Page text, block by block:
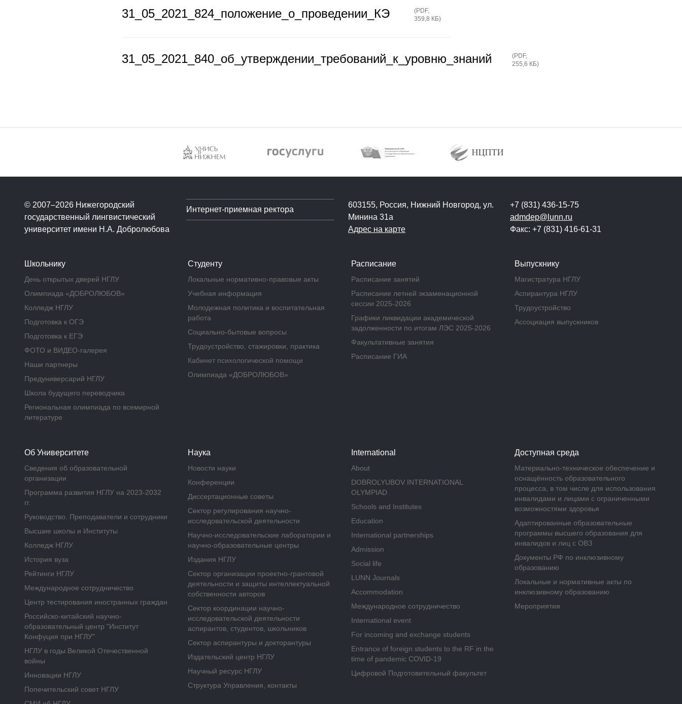
31_05_2021_824_положение_о_проведении_КЭ (PDF,
359,8 КБ)
31_05_2021_840_об_утверждении_требований_к_уровню_знаний (PDF,
255,6 КБ)
© 2007–2026 Нижегородский
государственный лингвистический
университет имени Н.А. Добролюбова
Интернет-приемная ректора
603155, Россия, Нижний Новгород, ул.
Минина 31а
Адрес на карте
+7 (831) 436-15-75
admdep@lunn.ru
Факс: +7 (831) 416-61-31
Школьнику
День открытых дверей НГЛУ
Олимпиада «ДОБРОЛЮБОВ»
Колледж НГЛУ
Подготовка к ОГЭ
Подготовка к ЕГЭ
ФОТО и ВИДЕО-галерея
Наши партнеры
Предуниверсарий НГЛУ
Школа будущего переводчика
Региональная олимпиада по всемирной
литературе
Студенту
Локальные нормативно-правовые акты
Учебная информация
Молодежная политика и воспитательная
работа
Социально-бытовые вопросы
Трудоустройство, стажировки, практика
Кабинет психологической помощи
Олимпиада «ДОБРОЛЮБОВ»
Расписание
Расписание занятий
Расписание летней экзаменационной
сессии 2025-2026
Графики ликвидации академической
задолженности по итогам ЛЭС 2025-2026
Факультативные занятия
Расписание ГИА
Выпускнику
Магистратура НГЛУ
Аспирантура НГЛУ
Трудоустройство
Ассоциация выпускников
Об Университете
Сведения об образовательной
организации
Программа развития НГЛУ на 2023-2032
гг.
Руководство. Преподаватели и сотрудники
Высшие школы и Институты
Колледж НГЛУ
История вуза
Рейтинги НГЛУ
Международное сотрудничество
Центр тестирования иностранных граждан
Российско-китайский научно-
образовательный центр "Институт
Конфуция при НГЛУ"
НГЛУ в годы Великой Отечественной
войны
Инновации НГЛУ
Попечительский совет НГЛУ
Наука
Новости науки
Конференции
Диссертационные советы
Сектор регулирования научно-
исследовательской деятельности
Научно-исследовательские лаборатории и
научно-образовательные центры
Издания НГЛУ
Сектор организации проектно-грантовой
деятельности и защиты интеллектуальной
собственности авторов
Сектор координации научно-
исследовательской деятельности
аспирантов, студентов, школьников
Сектор аспирантуры и докторантуры
Издательский центр НГЛУ
Научный ресурс НГЛУ
Структура Управления, контакты
International
About
DOBROLYUBOV INTERNATIONAL
OLYMPIAD
Schools and Institutes
Education
International partnerships
Admission
Social life
LUNN Journals
Accommodation
Международное сотрудничество
International event
For incoming and exchange students
Entrance of foreign students to the RF in the
time of pandemic COVID-19
Цифровой Подготовительный факультет
Доступная среда
Материально-техническое обеспечение и
оснащённость образовательного
процесса, в том числе для использования
инвалидами и лицами с ограниченными
возможностями здоровья
Адаптированные образовательные
программы высшего образования для
инвалидов и лиц с ОВЗ
Документы РФ по инклюзивному
образованию
Локальные и нормативные акты по
инклюзивному образованию
Мероприятия